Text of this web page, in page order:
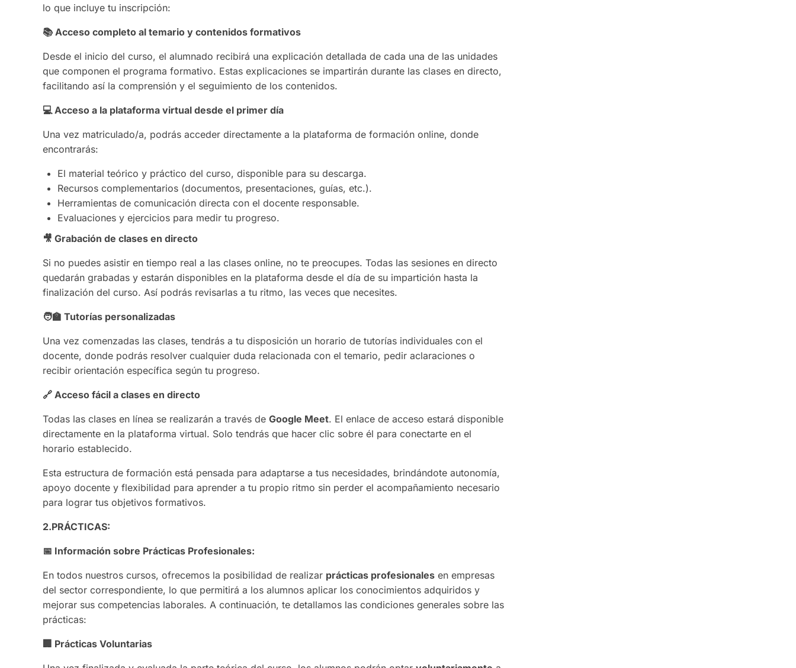
lo que incluye tu inscripción:
📚Acceso completo al temario y contenidos formativos
Desde el inicio del curso, el alumnado recibirá una explicación detallada de cada una de las unidades
que componen el programa formativo. Estas explicaciones se impartirán durante las clases en directo,
facilitando así la comprensión y el seguimiento de los contenidos.
💻Acceso a la plataforma virtual desde el primer día
Una vez matriculado/a, podrás acceder directamente a la plataforma de formación online, donde
encontrarás:
El material teórico y práctico del curso, disponible para su descarga.
Recursos complementarios (documentos, presentaciones, guías, etc.).
Herramientas de comunicación directa con el docente responsable.
Evaluaciones y ejercicios para medir tu progreso.
🎥 Grabación de clases en directo
Si no puedes asistir en tiempo real a las clases online, no te preocupes. Todas las sesiones en directo
quedarán grabadas y estarán disponibles en la plataforma desde el día de su impartición hasta la
finalización del curso. Así podrás revisarlas a tu ritmo, las veces que necesites.
🧑‍🏫 Tutorías personalizadas
Una vez comenzadas las clases, tendrás a tu disposición un horario de tutorías individuales con el
docente, donde podrás resolver cualquier duda relacionada con el temario, pedir aclaraciones o
recibir orientación específica según tu progreso.
🔗 Acceso fácil a clases en directo
Todas las clases en línea se realizarán a través de Google Meet. El enlace de acceso estará disponible
directamente en la plataforma virtual. Solo tendrás que hacer clic sobre él para conectarte en el
horario establecido.
Esta estructura de formación está pensada para adaptarse a tus necesidades, brindándote autonomía,
apoyo docente y flexibilidad para aprender a tu propio ritmo sin perder el acompañamiento necesario
para lograr tus objetivos formativos.
2.PRÁCTICAS:
📅 Información sobre Prácticas Profesionales:
En todos nuestros cursos, ofrecemos la posibilidad de realizar prácticas profesionales en empresas
del sector correspondiente, lo que permitirá a los alumnos aplicar los conocimientos adquiridos y
mejorar sus competencias laborales. A continuación, te detallamos las condiciones generales sobre las
prácticas:
🏢 Prácticas Voluntarias